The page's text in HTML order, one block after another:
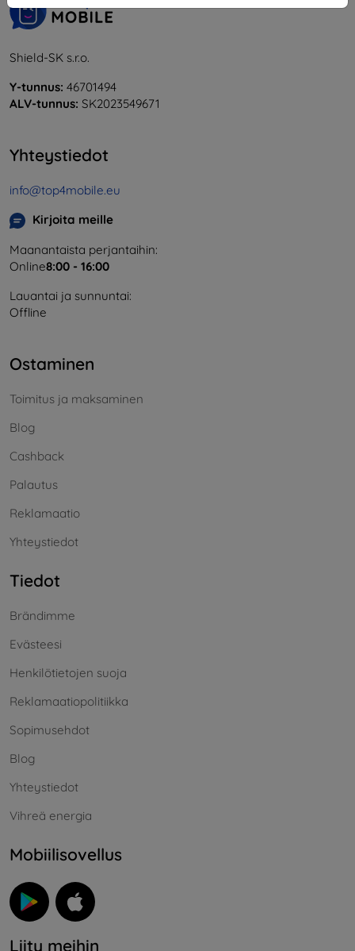
Shield-SK s.r.o.
Y-tunnus: 46701494
ALV-tunnus: SK2023549671
Yhteystiedot
info@top4mobile.eu
Kirjoita meille
Maanantaista perjantaihin:
Online8:00 - 16:00
Lauantai ja sunnuntai:
Offline
Ostaminen
Toimitus ja maksaminen
Blog
Cashback
Palautus
Reklamaatio
Yhteystiedot
Tiedot
Brändimme
Evästeesi
Henkilötietojen suoja
Reklamaatiopolitiikka
Sopimusehdot
Blog
Yhteystiedot
Vihreä energia
Mobiilisovellus
Liity meihin